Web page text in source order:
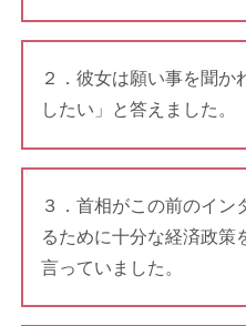
２．彼女は願い事を聞か
したい」と答えました。
３．首相がこの前のイン
るために十分な経済政策
言っていました。